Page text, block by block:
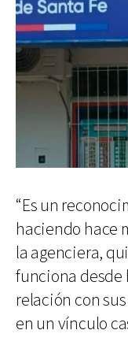
“Es un
haciendo hace
la agenciera,
funciona desde
relación con
en un vínculo